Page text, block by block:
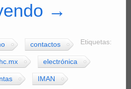
→
Etiquetas:
contactos
electrónica
IMAN